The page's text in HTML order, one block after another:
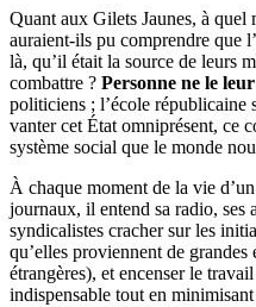
Quant aux Gilets Jaunes, à
auraient-ils pu comprendre que
là, qu’il était la source de leurs
combattre ? Personne ne le
politiciens ; l’école républicaine
vanter cet État omniprésent, ce
système social que le monde
À chaque moment de la vie
journaux, il entend sa radio, ses
syndicalistes cracher sur les
qu’elles proviennent de
étrangères), et encenser le
indispensable tout en minimisant